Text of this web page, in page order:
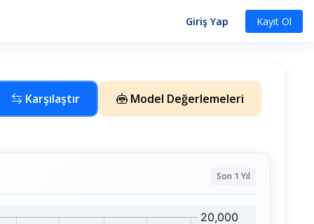
Giriş Yap Kayıt Ol
Karşılaştır Model Değerlemeleri
Son 1 Yıl